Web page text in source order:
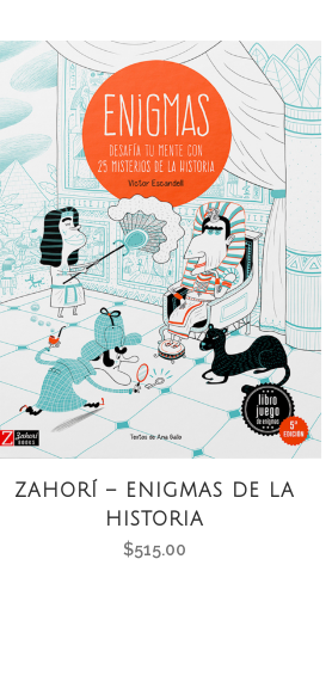
ZAHORÍ – ENIGMAS DE LA
HISTORIA
$515.00